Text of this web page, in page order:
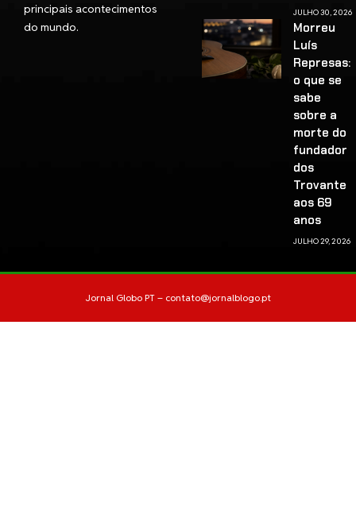
principais acontecimentos
do mundo.
JULHO 30, 2026
Morreu
Luís
Represas:
o que se
sabe
sobre a
morte do
fundador
dos
Trovante
aos 69
anos
JULHO 29, 2026
Jornal Globo PT – contato@jornalblogo.pt